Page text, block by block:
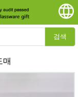
검색
매